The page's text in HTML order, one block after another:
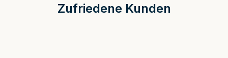
Zufriedene Kunden